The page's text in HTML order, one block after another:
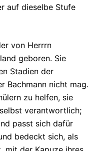
auf dieselbe Stufe
von Herrrn
geboren. Sie
Stadien der
Bachmann nicht mag.
zu helfen, sie
verantwort­lich;
passt sich dafür
be­deckt sich, als